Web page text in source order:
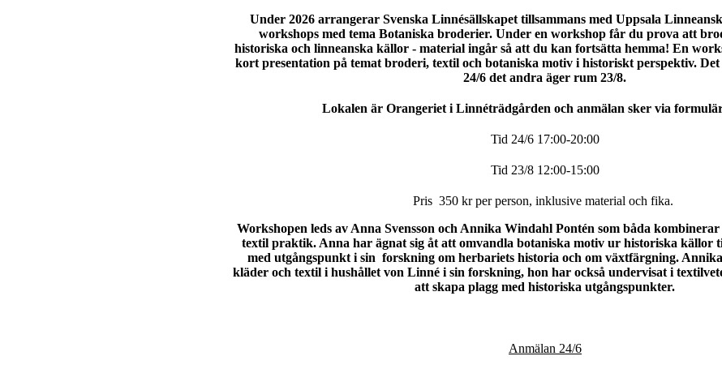
Under 2026 arrangerar Svenska Linnésällskapet tillsammans med Uppsala
workshops med tema Botaniska broderier. Under en workshop får du prova att
historiska och linneanska källor - material ingår så att du kan fortsätta hemma! En
kort presentation på temat broderi, textil och botaniska motiv i historiskt perspektiv.
24/6 det andra äger rum 23/8.
Lokalen är Orangeriet i Linnéträdgården och anmälan sker via
Tid 24/6 17:00-20:00
Tid 23/8 12:00-15:00
Pris 350 kr per person, inklusive material och fika.
Workshopen leds av Anna Svensson och Annika Windahl Pontén som båda
textil praktik. Anna har ägnat sig åt att omvandla botaniska motiv ur historiska källor
med utgångspunkt i sin forskning om herbariets historia och om växtfärgning. Annika
kläder och textil i hushållet von Linné i sin forskning, hon har också undervisat i
att skapa plagg med historiska utgångspunkter.
Anmälan 24/6